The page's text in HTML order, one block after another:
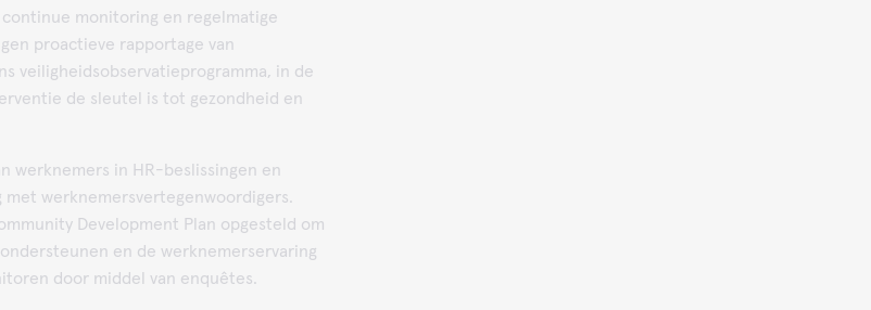
monitoring en regelmatige
proactieve rapportage van
veiligheidsobservatieprogramma, in de
de sleutel is tot gezondheid en
werknemers in HR-beslissingen en
werknemersvertegenwoordigers.
Development Plan opgesteld om
en de werknemerservaring
door middel van enquêtes.